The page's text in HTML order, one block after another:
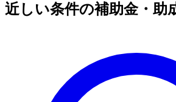
近しい条件の補助金・助